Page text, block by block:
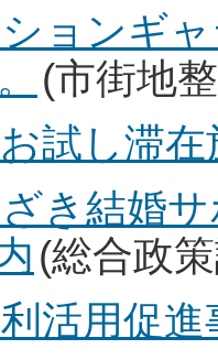
ョンギ
(市街地
お試し滞
き結婚
(総合政
活用促